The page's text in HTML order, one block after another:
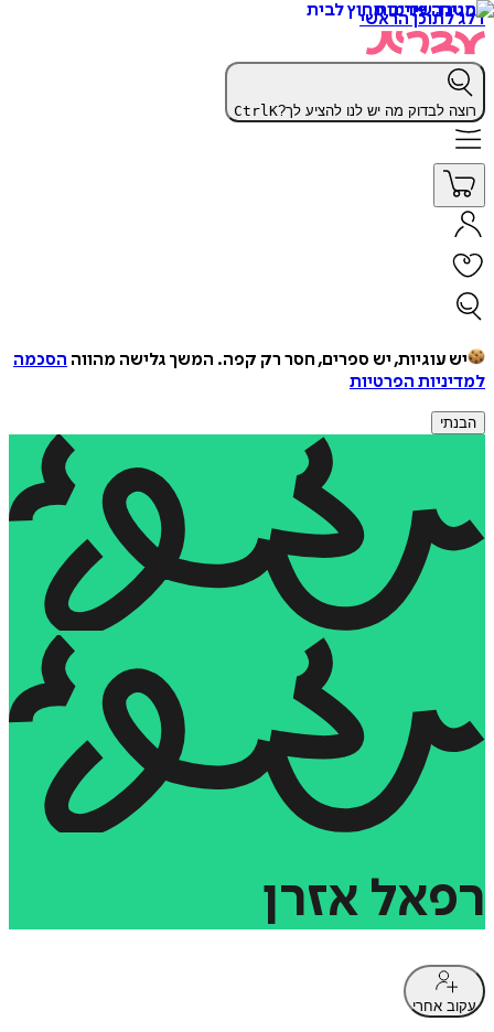
דלג לתוכן הראשי
רוצה לבדוק מה יש לנו להציע לך? CtrlK
יש עוגיות, יש ספרים, חסר רק קפה. המשך גלישה מהווה הסכמה
למדיניות הפרטיות
הבנתי
רפאל אזרן
עקוב אחרי